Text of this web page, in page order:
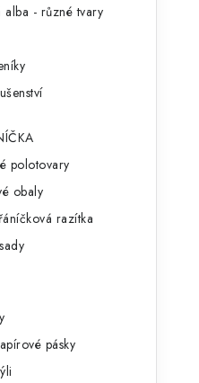
alba - různé tvary
polotovary
obaly
razítka
pásky